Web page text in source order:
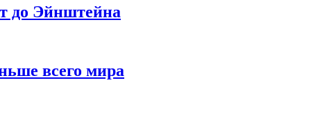
до Эйнштейна
всего мира